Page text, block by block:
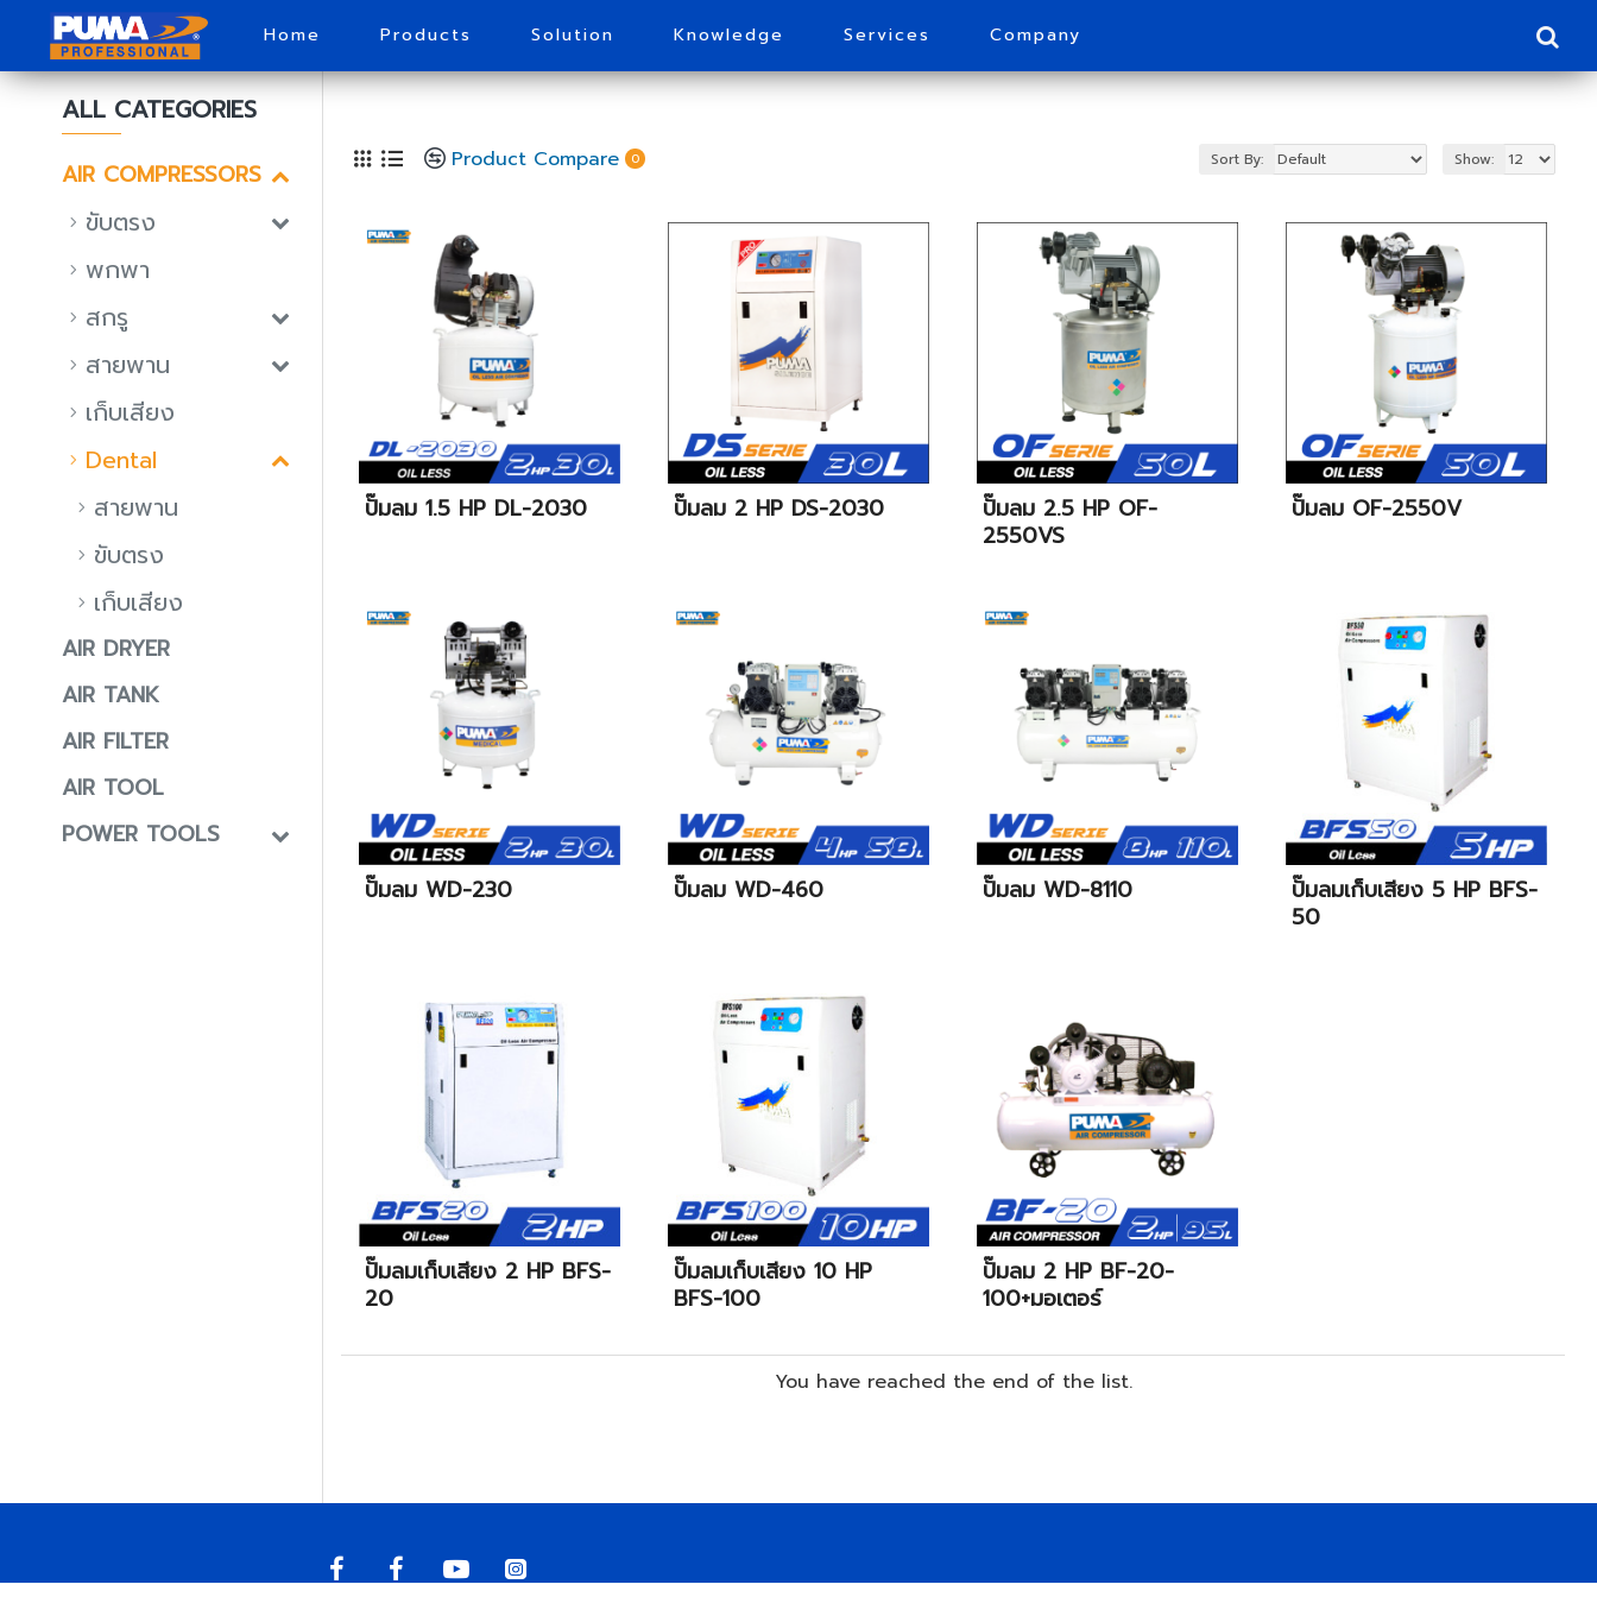
Home Products Solution Knowledge Services Company
ALL CATEGORIES
AIR COMPRESSORS
ขับตรง
พกพา
สกรู
สายพาน
เก็บเสียง
Dental
สายพาน
ขับตรง
เก็บเสียง
AIR DRYER
AIR TANK
AIR FILTER
AIR TOOL
POWER TOOLS
Product Compare 0 Sort By: Show:
ปั๊มลม 1.5 HP DL-2030 ปั๊มลม 2 HP DS-2030
ปั๊มลม 2.5 HP OF-
2550VS
ปั๊มลม OF-2550V
ปั๊มลม WD-230 ปั๊มลม WD-460 ปั๊มลม WD-8110
ปั๊มลมเก็บเสียง 5 HP BFS-
50
ปั๊มลมเก็บเสียง 2 HP BFS-
20
ปั๊มลมเก็บเสียง 10 HP
BFS-100
ปั๊มลม 2 HP BF-20-
100+มอเตอร์
You have reached the end of the list.